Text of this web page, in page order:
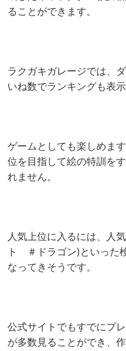
ることができます。
ラクガキガレージでは、
いね数でランキングも表示
ゲームとしても楽しめま
位を目指して絵の特訓を
れません。
人気上位に入るには、人
ト ＃ドラゴン)といった
なってきそうです。
公式サイトでもすでにプ
が多数見ることができ、